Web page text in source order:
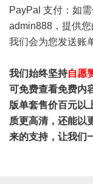
PayPal 支付：如
admin888，提供
我们会为您发送账
我们始终坚持自愿
可免费查看免费内
版单套售价百元以
质更高清，还能以
来的支持，让我们